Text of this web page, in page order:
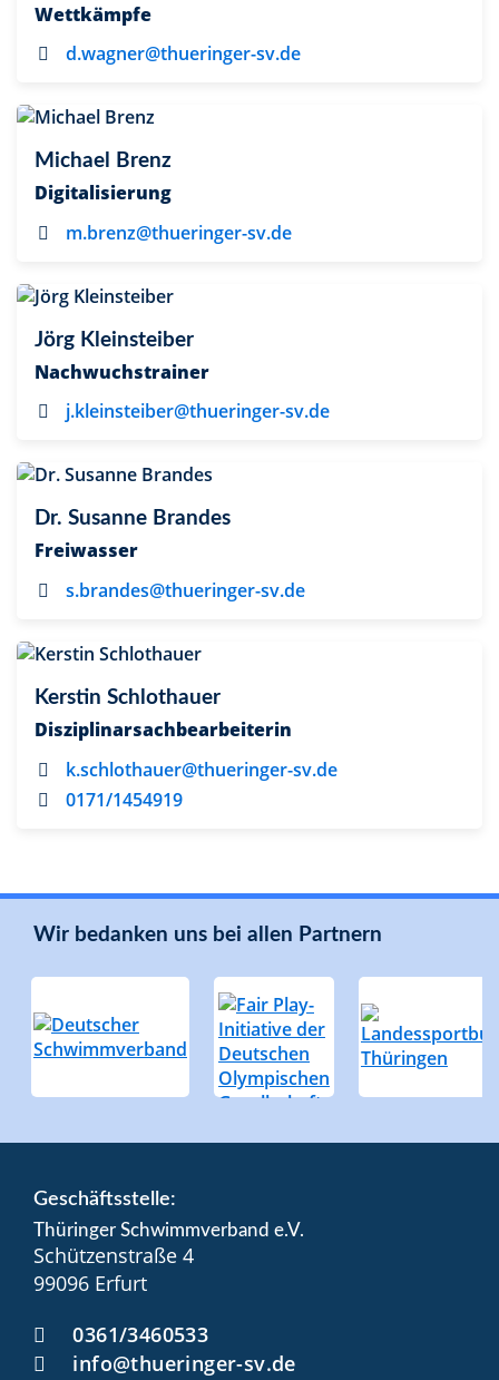
Wettkämpfe
d.wagner@thueringer-sv.de
Michael Brenz
Digitalisierung
m.brenz@thueringer-sv.de
Jörg Kleinsteiber
Nachwuchstrainer
j.kleinsteiber@thueringer-sv.de
Dr. Susanne Brandes
Freiwasser
s.brandes@thueringer-sv.de
Kerstin Schlothauer
Disziplinarsachbearbeiterin
k.schlothauer@thueringer-sv.de
0171/1454919
Wir bedanken uns bei allen Partnern
Geschäftsstelle:
Thüringer Schwimmverband e.V.
Schützenstraße 4
99096 Erfurt
0361/3460533
info@thueringer-sv.de